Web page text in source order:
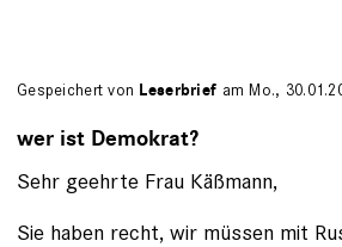
Gespeichert von Leserbrief am Mo.,
wer ist Demokrat?
Sehr geehrte Frau Käßmann,
Sie haben recht, wir müssen mit